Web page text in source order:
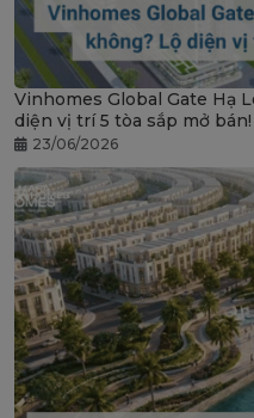
Vinhomes Global Gate Hạ
diện vị trí 5 tòa sắp mở bán!
23/06/2026